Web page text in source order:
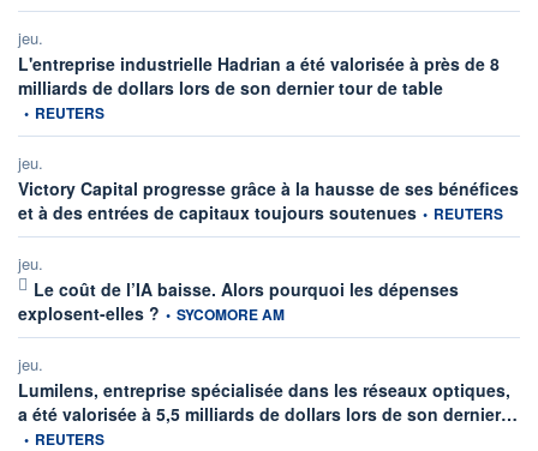
jeu.
L'entreprise industrielle Hadrian a été valorisée à près de 8
milliards de dollars lors de son dernier tour de table
• REUTERS
jeu.
Victory Capital progresse grâce à la hausse de ses bénéfices
et à des entrées de capitaux toujours soutenues information
• REUTERS
jeu.
Le coût de l’IA baisse. Alors pourquoi les dépenses
explosent-elles ? information fournie par
• SYCOMORE AM
jeu.
Lumilens, entreprise spécialisée dans les réseaux optiques,
a été valorisée à 5,5 milliards de dollars lors de son dernier…
• REUTERS